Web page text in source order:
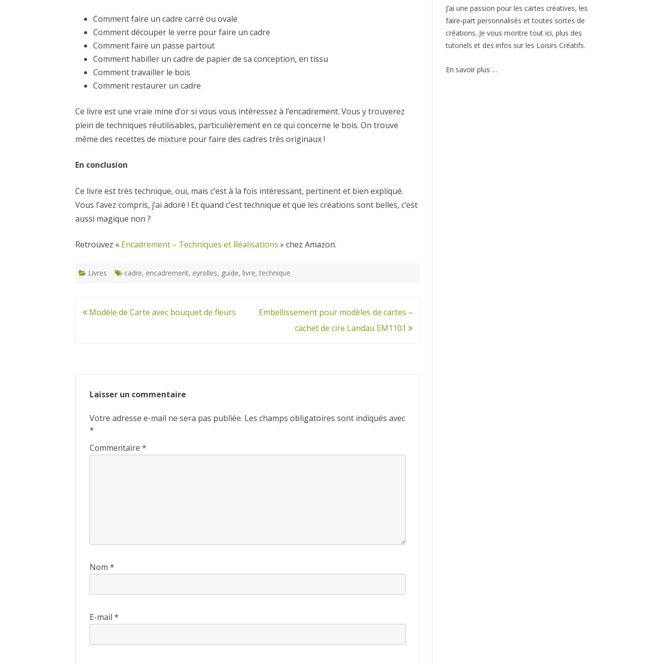
Comment faire un cadre carré ou ovale
Comment découper le verre pour faire un cadre
Comment faire un passe partout
Comment habiller un cadre de papier de sa conception, en tissu
Comment travailler le bois
Comment restaurer un cadre
Ce livre est une vraie mine d’or si vous vous intéressez à l’encadrement. Vous y trouverez
plein de techniques réutilisables, particulièrement en ce qui concerne le bois. On trouve
même des recettes de mixture pour faire des cadres très originaux !
En conclusion
Ce livre est très technique, oui, mais c’est à la fois intéressant, pertinent et bien expliqué.
Vous l’avez compris, j’ai adoré ! Et quand c’est technique et que les créations sont belles, c’est
aussi magique non ?
Retrouvez « Encadrement – Techniques et Réalisations » chez Amazon.
Livres cadre, encadrement, eyrolles, guide, livre, technique
Navigation
Modèle de Carte avec bouquet de fleurs
Embellissement pour modèles de cartes –
cachet de cire Landau EM1101
Laisser un commentaire
Votre adresse e-mail ne sera pas publiée. Les champs obligatoires sont indiqués avec
*
Commentaire *
Nom *
E-mail *
J’ai une passion pour les cartes créatives, les
faire-part personnalisés et toutes sortes de
créations. Je vous montre tout ici, plus des
tutoriels et des infos sur les Loisirs Créatifs.
En savoir plus …